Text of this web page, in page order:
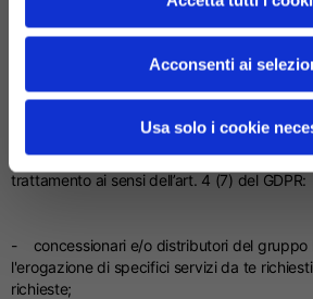
Acconsenti ai
Usa solo i cookie
richiamo.
D. A chi comunichiamo i tuoi dati?
Nei limiti delle finalità sopra indicate, i tuoi
essere comunicati alle seguenti categorie
trattamento ai sensi dell’art. 4 (7) del GDPR:
- concessionari e/o distributori del gruppo
l'erogazione di specifici servizi da te
richieste;